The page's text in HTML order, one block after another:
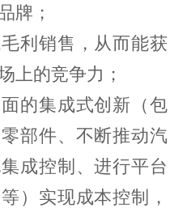
牌；
利销售，从而能获
上的竞争力；
的集成式创新（包
部件、不断推动汽
成控制、进行平台
）实现成本控制，